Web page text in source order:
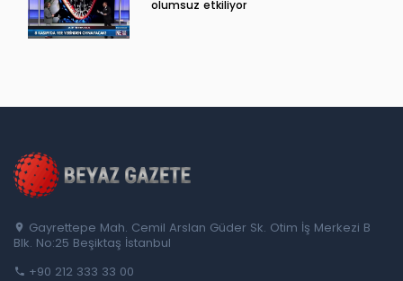
olumsuz etkiliyor
Gayrettepe Mah. Cemil Arslan Güder Sk. Otim İş Merkezi B
Blk. No:25 Beşiktaş İstanbul
+90 212 333 33 00